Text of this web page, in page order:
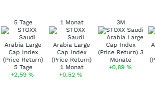
5 Tage
+2,59%
1 Monat
+0,52 %
3M
+0,89 %